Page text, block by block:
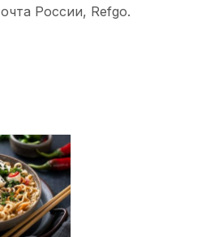
России, Refgo.